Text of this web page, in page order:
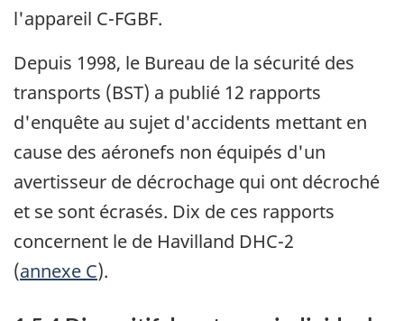
l'appareil C-FGBF.
Depuis 1998, le Bureau de la sécurité des
transports (BST) a publié 12 rapports
d'enquête au sujet d'accidents mettant en
cause des aéronefs non équipés d'un
avertisseur de décrochage qui ont décroché
et se sont écrasés. Dix de ces rapports
concernent le de Havilland DHC-2
(annexe C).